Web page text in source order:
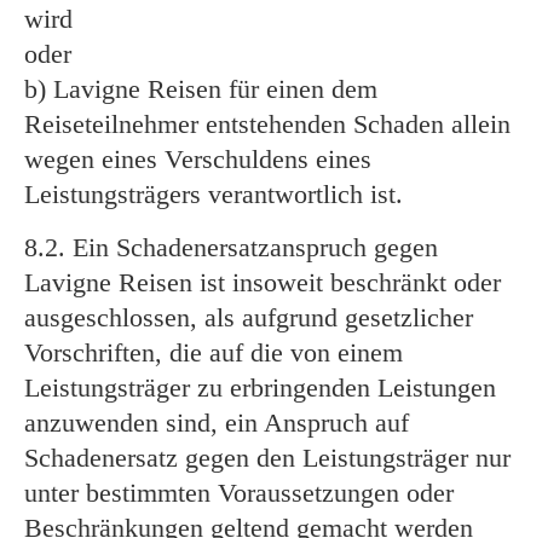
wird
oder
b) Lavigne Reisen für einen dem
Reiseteilnehmer entstehenden Schaden allein
wegen eines Verschuldens eines
Leistungsträgers verantwortlich ist.
8.2. Ein Schadenersatzanspruch gegen
Lavigne Reisen ist insoweit beschränkt oder
ausgeschlossen, als aufgrund gesetzlicher
Vorschriften, die auf die von einem
Leistungsträger zu erbringenden Leistungen
anzuwenden sind, ein Anspruch auf
Schadenersatz gegen den Leistungsträger nur
unter bestimmten Voraussetzungen oder
Beschränkungen geltend gemacht werden